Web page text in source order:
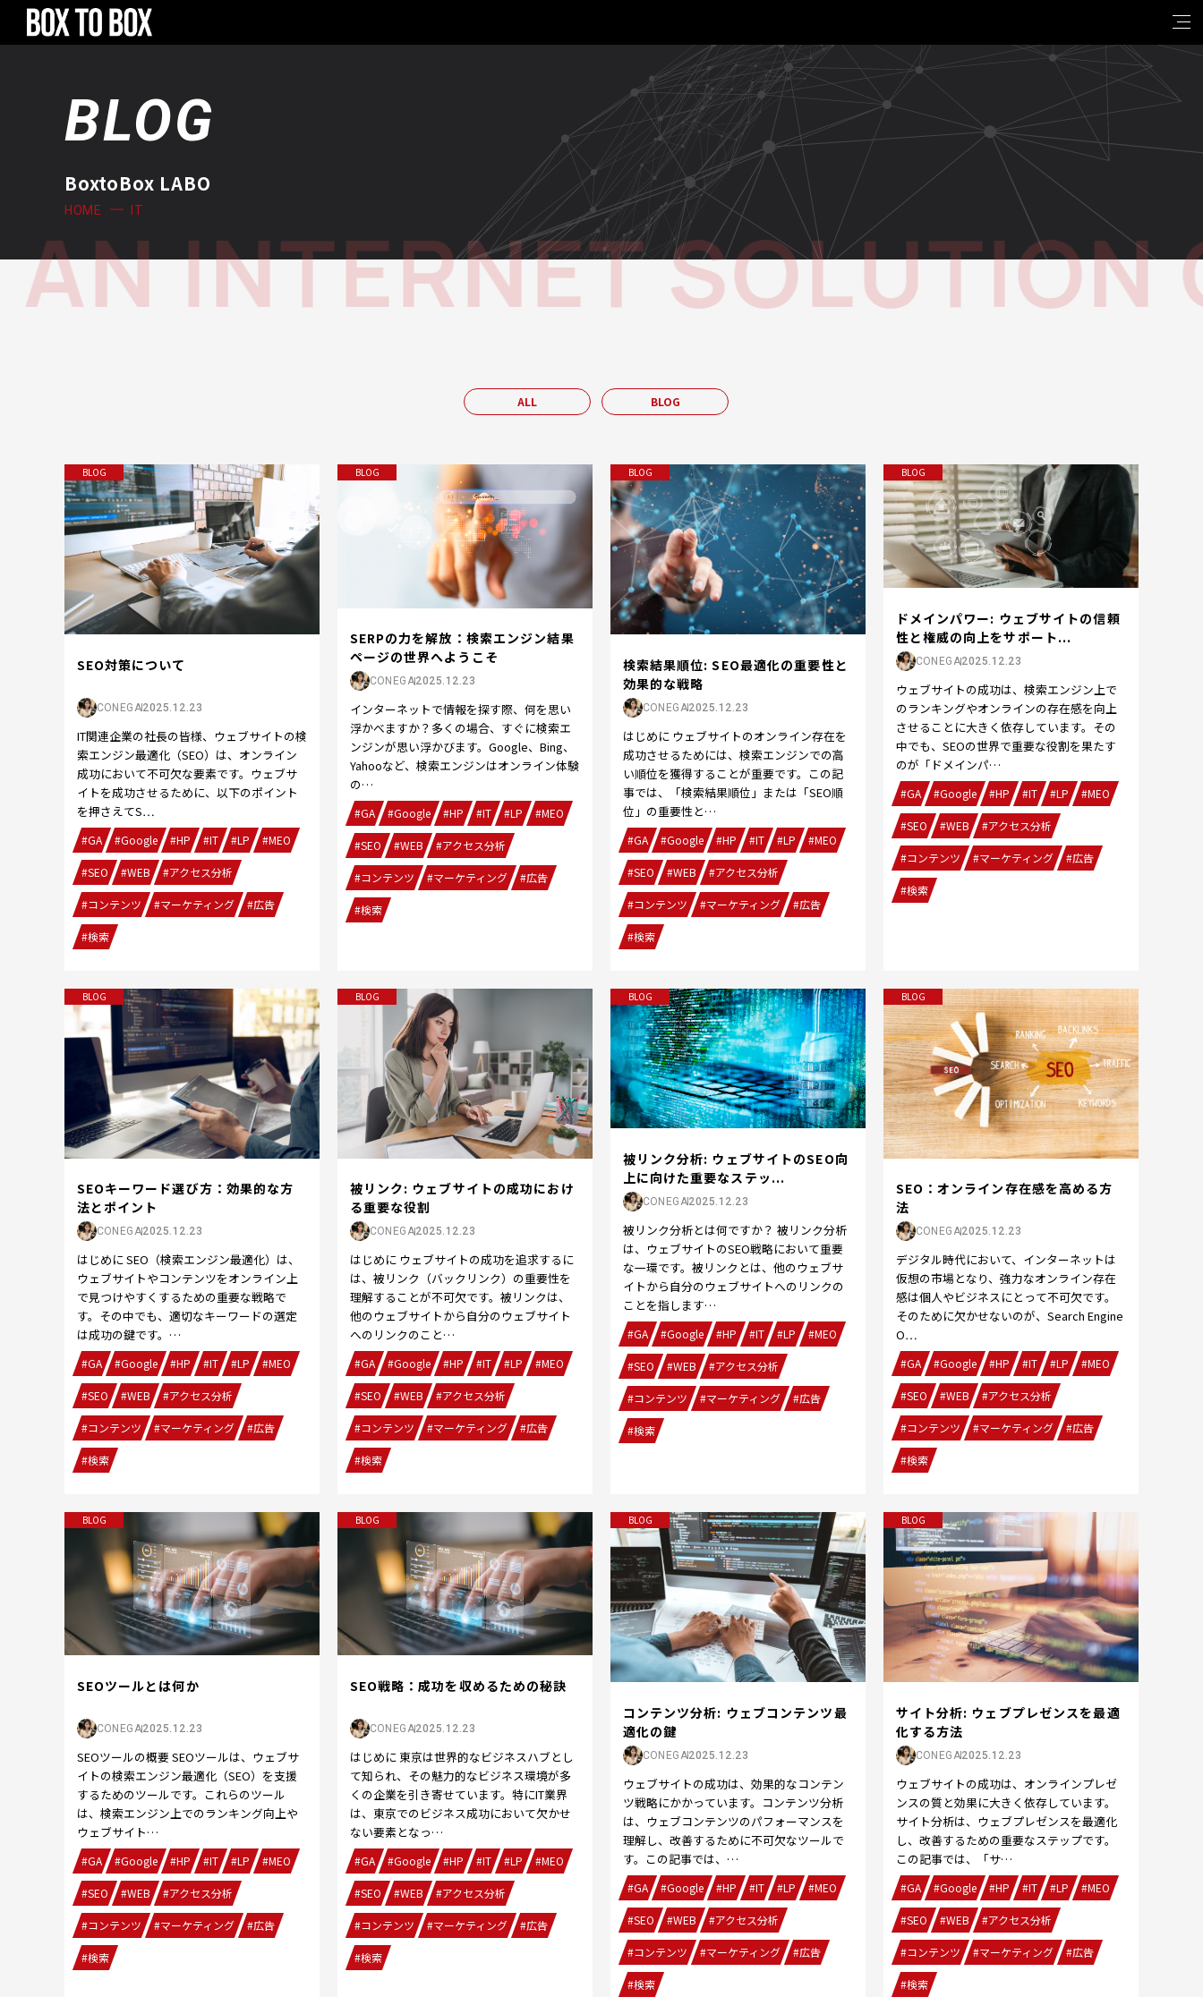
BLOG
BoxtoBox LABO
HOME IT
INTERNET SOLUTION
ALL BLOG
BLOG
SEO対策について
CONEGA2025.12.23
IT関連企業の社長の皆様、ウェブサイトの検
索エンジン最適化（SEO）は、オンライン
成功において不可欠な要素です。ウェブサ
イトを成功させるために、以下のポイント
を押さえてS…
#GA #Google #HP #IT #LP #MEO
#SEO #WEB #アクセス分析
#コンテンツ #マーケティング #広告
#検索
BLOG
SERPの力を解放：検索エンジン結果
ページの世界へようこそ
CONEGA2025.12.23
インターネットで情報を探す際、何を思い
浮かべますか？多くの場合、すぐに検索エ
ンジンが思い浮かびます。Google、Bing、
Yahooなど、検索エンジンはオンライン体験
の…
#GA #Google #HP #IT #LP #MEO
#SEO #WEB #アクセス分析
#コンテンツ #マーケティング #広告
#検索
BLOG
検索結果順位: SEO最適化の重要性と
効果的な戦略
CONEGA2025.12.23
はじめに ウェブサイトのオンライン存在を
成功させるためには、検索エンジンでの高
い順位を獲得することが重要です。この記
事では、「検索結果順位」または「SEO順
位」の重要性と…
#GA #Google #HP #IT #LP #MEO
#SEO #WEB #アクセス分析
#コンテンツ #マーケティング #広告
#検索
BLOG
ドメインパワー: ウェブサイトの信頼
性と権威の向上をサポート...
CONEGA2025.12.23
ウェブサイトの成功は、検索エンジン上で
のランキングやオンラインの存在感を向上
させることに大きく依存しています。その
中でも、SEOの世界で重要な役割を果たす
のが「ドメインパ…
#GA #Google #HP #IT #LP #MEO
#SEO #WEB #アクセス分析
#コンテンツ #マーケティング #広告
#検索
BLOG
SEOキーワード選び方：効果的な方
法とポイント
CONEGA2025.12.23
はじめに SEO（検索エンジン最適化）は、
ウェブサイトやコンテンツをオンライン上
で見つけやすくするための重要な戦略で
す。その中でも、適切なキーワードの選定
は成功の鍵です。…
#GA #Google #HP #IT #LP #MEO
#SEO #WEB #アクセス分析
#コンテンツ #マーケティング #広告
#検索
BLOG
被リンク: ウェブサイトの成功におけ
る重要な役割
CONEGA2025.12.23
はじめに ウェブサイトの成功を追求するに
は、被リンク（バックリンク）の重要性を
理解することが不可欠です。被リンクは、
他のウェブサイトから自分のウェブサイト
へのリンクのこと…
#GA #Google #HP #IT #LP #MEO
#SEO #WEB #アクセス分析
#コンテンツ #マーケティング #広告
#検索
BLOG
被リンク分析: ウェブサイトのSEO向
上に向けた重要なステッ...
CONEGA2025.12.23
被リンク分析とは何ですか？ 被リンク分析
は、ウェブサイトのSEO戦略において重要
な一環です。被リンクとは、他のウェブサ
イトから自分のウェブサイトへのリンクの
ことを指します…
#GA #Google #HP #IT #LP #MEO
#SEO #WEB #アクセス分析
#コンテンツ #マーケティング #広告
#検索
BLOG
SEO：オンライン存在感を高める方
法
CONEGA2025.12.23
デジタル時代において、インターネットは
仮想の市場となり、強力なオンライン存在
感は個人やビジネスにとって不可欠です。
そのために欠かせないのが、Search Engine
O…
#GA #Google #HP #IT #LP #MEO
#SEO #WEB #アクセス分析
#コンテンツ #マーケティング #広告
#検索
BLOG
SEOツールとは何か
CONEGA2025.12.23
SEOツールの概要 SEOツールは、ウェブサ
イトの検索エンジン最適化（SEO）を支援
するためのツールです。これらのツール
は、検索エンジン上でのランキング向上や
ウェブサイト…
#GA #Google #HP #IT #LP #MEO
#SEO #WEB #アクセス分析
#コンテンツ #マーケティング #広告
#検索
BLOG
SEO戦略：成功を収めるための秘訣
CONEGA2025.12.23
はじめに 東京は世界的なビジネスハブとし
て知られ、その魅力的なビジネス環境が多
くの企業を引き寄せています。特にIT業界
は、東京でのビジネス成功において欠かせ
ない要素となっ…
#GA #Google #HP #IT #LP #MEO
#SEO #WEB #アクセス分析
#コンテンツ #マーケティング #広告
#検索
BLOG
コンテンツ分析: ウェブコンテンツ最
適化の鍵
CONEGA2025.12.23
ウェブサイトの成功は、効果的なコンテン
ツ戦略にかかっています。コンテンツ分析
は、ウェブコンテンツのパフォーマンスを
理解し、改善するために不可欠なツールで
す。この記事では、…
#GA #Google #HP #IT #LP #MEO
#SEO #WEB #アクセス分析
#コンテンツ #マーケティング #広告
#検索
BLOG
サイト分析: ウェブプレゼンスを最適
化する方法
CONEGA2025.12.23
ウェブサイトの成功は、オンラインプレゼ
ンスの質と効果に大きく依存しています。
サイト分析は、ウェブプレゼンスを最適化
し、改善するための重要なステップです。
この記事では、「サ…
#GA #Google #HP #IT #LP #MEO
#SEO #WEB #アクセス分析
#コンテンツ #マーケティング #広告
#検索